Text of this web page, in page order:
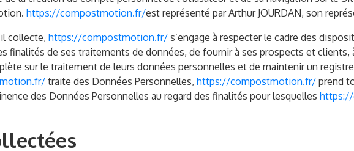
https://compostmotion.fr/est représenté par Arthur JOURDAN, son
collecte, https://compostmotion.fr/ s’engage à respecter le cadre des
finalités de ses traitements de données, de fournir à ses prospects et clients,
sur le traitement de leurs données personnelles et de maintenir un
traite des Données Personnelles, https://compostmotion.fr/ prend
des Données Personnelles au regard des finalités pour lesquelles